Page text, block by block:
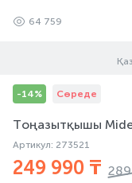
64 759
-14% Сөреде
Тоңазытқышы
Артикул: 273521
249 990 ₸